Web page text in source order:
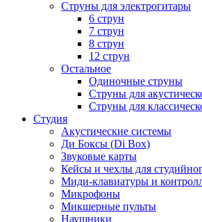
Струны для электрогитары
6 струн
7 струн
8 струн
12 струн
Остальное
Одиночные струны
Струны для
Струны для
Студия
Акустические системы
Ди Боксы (Di Box)
Звуковые карты
Кейсы и чехлы для
Миди-клавиатуры и
Микрофоны
Микшерные пульты
Наушники